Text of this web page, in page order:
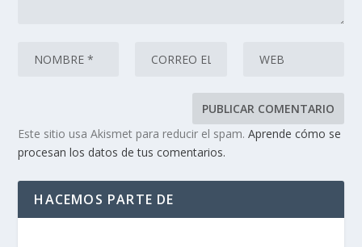
Este sitio usa Akismet para reducir el spam.Aprende cómo se
procesan los datos de tus comentarios.
HACEMOS PARTE DE